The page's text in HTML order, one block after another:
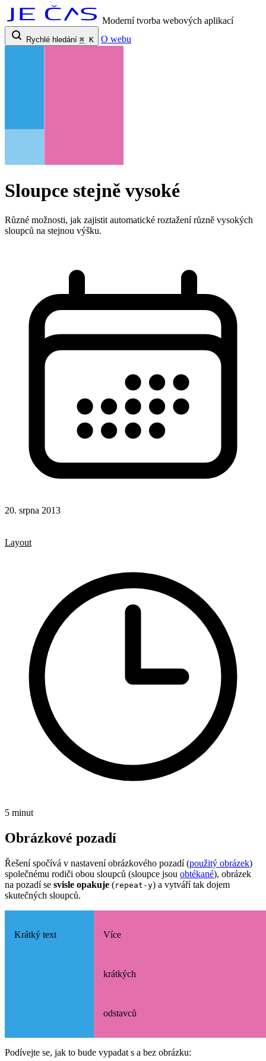
Moderní tvorba webových aplikací
Rychlé hledání ⌘ K O webu
Sloupce stejně vysoké
Různé možnosti, jak zajistit automatické roztažení různě vysokých
sloupců na stejnou výšku.
20. srpna 2013
Layout
5 minut
Obrázkové pozadí
Řešení spočívá v nastavení obrázkového pozadí (použitý obrázek)
společnému rodiči obou sloupců (sloupce jsou obtékané), obrázek
na pozadí se svisle opakuje (repeat-y) a vytváří tak dojem
skutečných sloupců.
Krátký text Více
krátkých
odstavců
Podívejte se, jak to bude vypadat s a bez obrázku: